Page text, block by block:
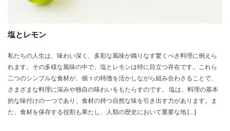
塩とレモン
私たちの人生は、味わい深く、多彩な風味が織りなす驚くべき料理に例えら
れます。その多様な風味の中で、塩とレモンは特に目立つ存在です。これら
二つのシンプルな食材が、個々の特徴を活かしながら組み合わさることで、
さまざまな料理に深みや独自の味わいをもたらすのです。 塩は、料理の基本
的な味付けの一つであり、食材の持つ自然な味を引き出す力があります。ま
た、食材を保存する役割も果たし、人類の歴史において重要な地 […]